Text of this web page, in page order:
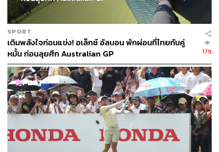
SPORT
เติมพลังใจก่อนแข่ง! อเล็กซ์ อัลบอน พักผ่อนที่ไทยกับคู่
หมั้น ก่อนลุยศึก Australian GP
179